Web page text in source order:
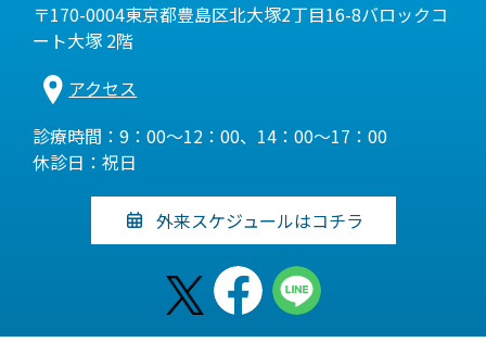
〒170-0004東京都豊島区北大塚2丁目16-8バロックコ
ート大塚 2階
アクセス
診療時間：9：00～12：00、14：00～17：00
休診日：祝日
外来スケジュールはコチラ